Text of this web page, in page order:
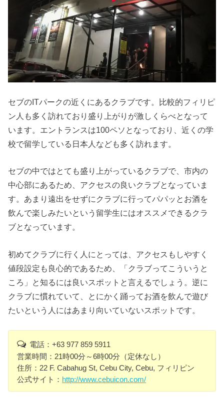
セブのITパークの近くにあるクラブです。比較的フィリピ
ン人も多く訪れており盛り上がりが激しくらべとなって
います。エントランスは100ペソとなっており、近くの学
校で留学している日本人なども多く訪れます。
セブの中ではとても盛り上がっているクラブで、市内の
中心部にあるため、アクセスの良いクラブとなっていま
す。あまり遠出をせずにクラブに行ってパパッとお酒を
飲んで楽しみたいという留学生にはオススメできるクラ
ブとなっています。
初めてクラブに行く人にとっては、アクセスもしやすく
値段設定も良心的であるため、「クラブってこういうと
ころ」と知るには良いスポットと言えるでしょう。逆に
クラブに慣れていて、とにかく踊ってお酒を飲んで遊び
たいという人にはあまり向いていないスポットです。
電話：+63 977 859 5911
営業時間：21時00分～6時00分（定休なし）
住所：22 F. Cabahug St, Cebu City, Cebu, フィリピン
公式サイト： http://www.cebuicon.com/